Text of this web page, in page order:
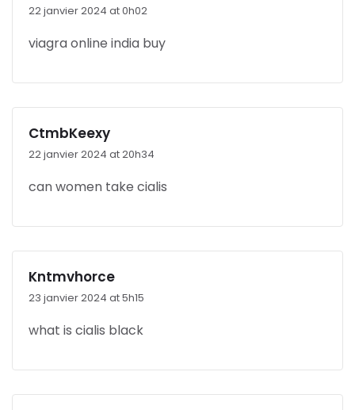
22 janvier 2024 at 0h02
viagra online india buy
CtmbKeexy
22 janvier 2024 at 20h34
can women take cialis
Kntmvhorce
23 janvier 2024 at 5h15
what is cialis black